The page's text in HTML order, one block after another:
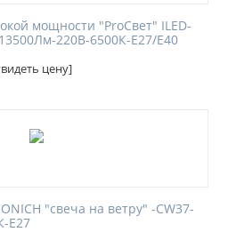
мощности "ProСвет" ILED-
220В-6500К-Е27/Е40
цену]
"свеча на ветру" -CW37-
E27